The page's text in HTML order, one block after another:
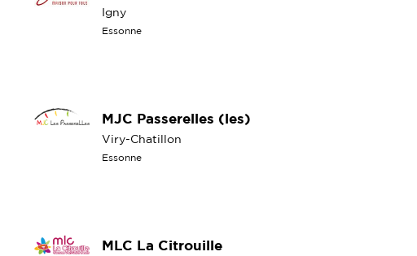
Igny
Essonne
MJC Passerelles (les)
Viry-Chatillon
Essonne
MLC La Citrouille